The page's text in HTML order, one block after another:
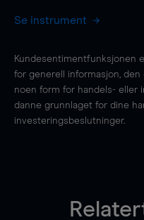
Se instrument
Kundesentimentfunksjonen
for generell informasjon,
noen form for handels- eller
danne grunnlaget for dine
investeringsbeslutninger.